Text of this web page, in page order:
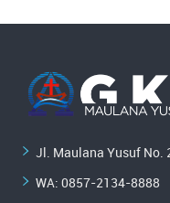
Jl. Maulana Yusuf No.
WA: 0857-2134-8888